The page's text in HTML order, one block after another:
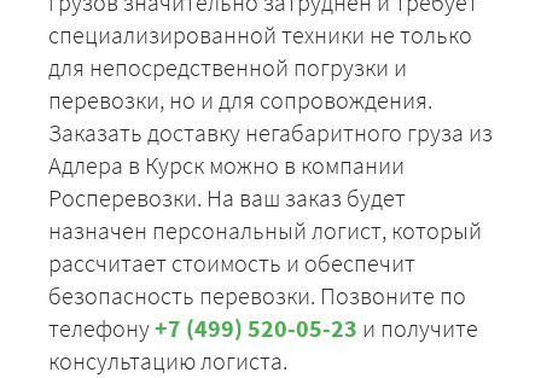
специализированной техники не только
для непосредственной погрузки и
перевозки, но и для сопровождения.
Заказать доставку негабаритного груза из
Адлера в Курск можно в компании
Росперевозки. На ваш заказ будет
назначен персональный логист, который
рассчитает стоимость и обеспечит
безопасность перевозки. Позвоните по
телефону+7 (499) 520-05-23 и получите
консультацию логиста.